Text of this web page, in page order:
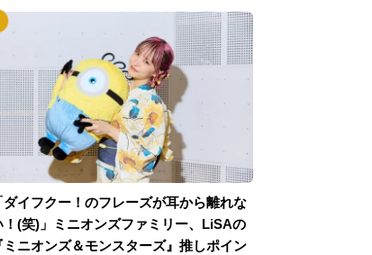
ダイフクー！のフレーズが耳から離れな
！(笑)」ミニオンズファミリー、LiSAの
ミニオンズ＆モンスターズ』推しポイン